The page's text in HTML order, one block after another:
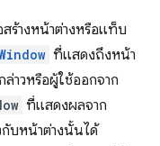
สร้างหน้าต่างหรือแท็บ
ที่แสดงถึงหน้า
าวหรือผู้ใช้ออกจาก
ที่แสดงผลจาก
กับหน้าต่างนั้นได้